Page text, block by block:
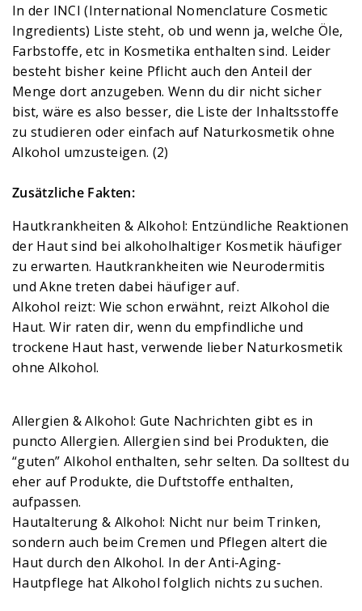
In der INCI (International Nomenclature Cosmetic
Ingredients) Liste steht, ob und wenn ja, welche Öle,
Farbstoffe, etc in Kosmetika enthalten sind. Leider
besteht bisher keine Pflicht auch den Anteil der
Menge dort anzugeben. Wenn du dir nicht sicher
bist, wäre es also besser, die Liste der Inhaltsstoffe
zu studieren oder einfach auf Naturkosmetik ohne
Alkohol umzusteigen. (2)
Zusätzliche Fakten:
Hautkrankheiten & Alkohol: Entzündliche Reaktionen
der Haut sind bei alkoholhaltiger Kosmetik häufiger
zu erwarten. Hautkrankheiten wie Neurodermitis
und Akne treten dabei häufiger auf.
Alkohol reizt: Wie schon erwähnt, reizt Alkohol die
Haut. Wir raten dir, wenn du empfindliche und
trockene Haut hast, verwende lieber Naturkosmetik
ohne Alkohol.
Allergien & Alkohol: Gute Nachrichten gibt es in
puncto Allergien. Allergien sind bei Produkten, die
“guten” Alkohol enthalten, sehr selten. Da solltest du
eher auf Produkte, die Duftstoffe enthalten,
aufpassen.
Hautalterung & Alkohol: Nicht nur beim Trinken,
sondern auch beim Cremen und Pflegen altert die
Haut durch den Alkohol. In der Anti-Aging-
Hautpflege hat Alkohol folglich nichts zu suchen.